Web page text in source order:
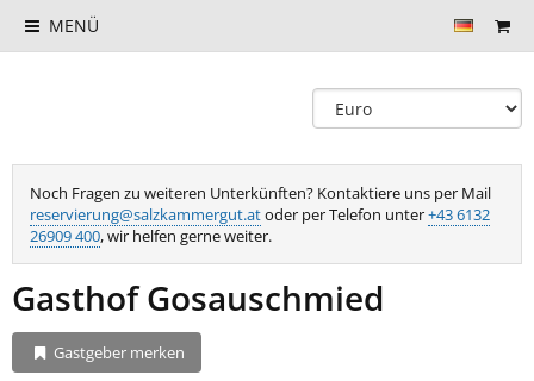
MENÜ
Noch Fragen zu weiteren Unterkünften? Kontaktiere uns per Mail
reservierung@salzkammergut.atoder per Telefon unter+43 6132
26909 400, wir helfen gerne weiter.
Gasthof Gosauschmied
Gastgeber merken